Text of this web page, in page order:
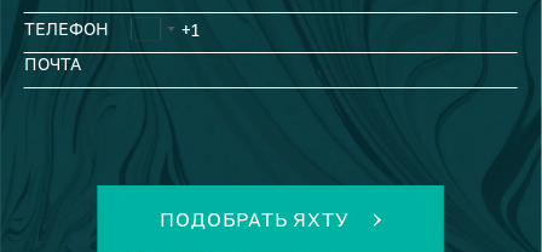
ТЕЛЕФОН
ПОЧТА
ПОДОБРАТЬ ЯХТУ